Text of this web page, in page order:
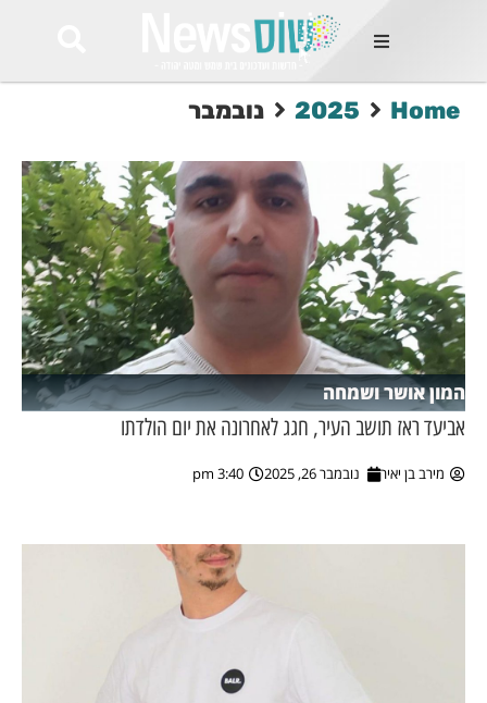
החמות
Et
odio
mauris, wisi
tortor
feugiat
ultricies
Congue
luctus, quam
mi
Home
2025 נובמבר
המון אושר ושמחה
אביעד ראז תושב העיר, חגג לאחרונה את יום הולדתו
מירב בן יאיר נובמבר 26, 2025 3:40 pm